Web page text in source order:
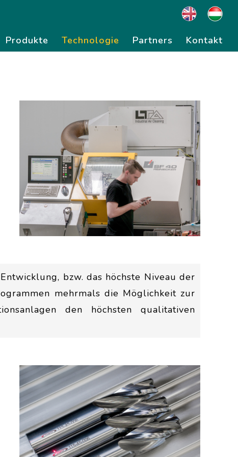
Produkte Technologie Partners Kontakt
bzw. das höchste Niveau der
mehrmals die Möglichkeit zur
den höchsten qualitativen